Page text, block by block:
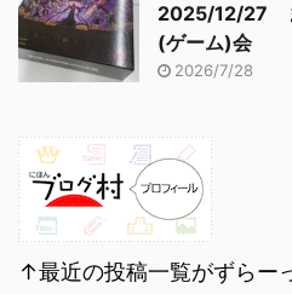
2025/12/27
(ゲーム)会
2026/7/28
↑最近の投稿一覧がずらー